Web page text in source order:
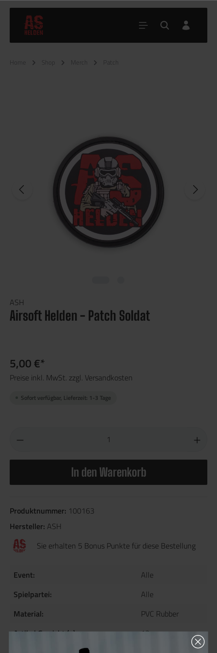
Home Shop Merch Patch
ASH
Airsoft Helden - Patch Soldat
5,00 €*
Preise inkl. MwSt. zzgl. Versandkosten
Sofort verfügbar, Lieferzeit: 1-3 Tage
In den Warenkorb
Produktnummer: 100163
Hersteller: ASH
Sie erhalten 5 Bonus Punkte für diese Bestellung
Event:
Alle
Spielpartei:
Alle
Material:
PVC Rubber
Artikel Gewicht (g):
13